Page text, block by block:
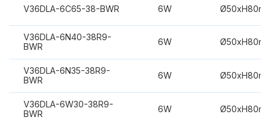
V36DLA-6C65-38-BWR 6W
V36DLA-6N40-38R9-
BWR
6W
V36DLA-6N35-38R9-
BWR
6W
V36DLA-6W30-38R9-
BWR
6W